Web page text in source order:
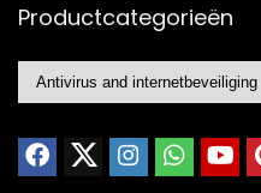
Productcategorieën